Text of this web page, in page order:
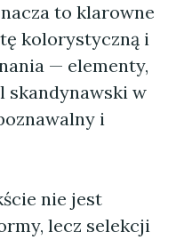
to klarowne
kolorystyczną i
— elementy,
skandynawski w
i
nie jest
lecz selekcji